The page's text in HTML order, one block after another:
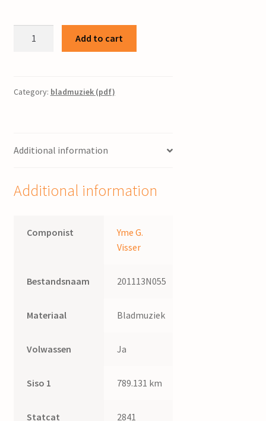
laudavere'
Visser
Add to cart
Category: bladmuziek (pdf)
Additional information
Additional information
Componist
Yme G.
Visser
Bestandsnaam 201113N055
Materiaal Bladmuziek
Volwassen Ja
Siso 1 789.131 km
Statcat 2841